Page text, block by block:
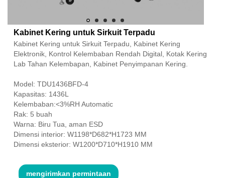
Kabinet Kering untuk Sirkuit Terpadu
Kabinet Kering untuk Sirkuit Terpadu, Kabinet Kering
Elektronik, Kontrol Kelembaban Rendah Digital, Kotak Kering
Lab Tahan Kelembapan, Kabinet Penyimpanan Kering.
Model: TDU1436BFD-4
Kapasitas: 1436L
Kelembaban:<3%RH Automatic
Rak: 5 buah
Warna: Biru Tua, aman ESD
Dimensi interior: W1198*D682*H1723 MM
Dimensi eksterior: W1200*D710*H1910 MM
mengirimkan permintaan